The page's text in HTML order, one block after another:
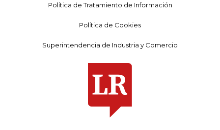
Política de Tratamiento de Información
Política de Cookies
Superintendencia de Industria y Comercio